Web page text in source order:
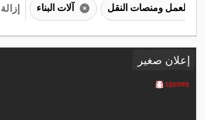
آلات البناء
إعلان صغير